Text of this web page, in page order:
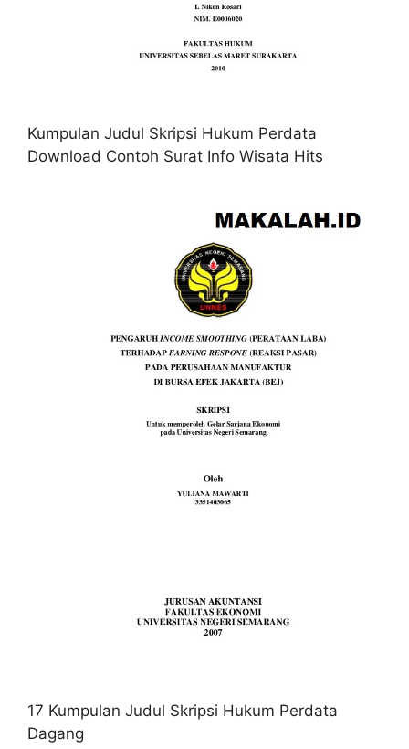
Kumpulan Judul Skripsi Hukum Perdata
Download Contoh Surat Info Wisata Hits
17 Kumpulan Judul Skripsi Hukum Perdata
Dagang